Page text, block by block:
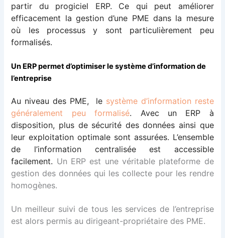
partir du progiciel ERP. Ce qui peut améliorer
efficacement la gestion d’une PME dans la mesure
où les processus y sont particulièrement peu
formalisés.
Un ERP permet d’optimiser le système d’information de
l’entreprise
Au niveau des PME, le système d’information reste
généralement peu formalisé. Avec un ERP à
disposition, plus de sécurité des données ainsi que
leur exploitation optimale sont assurées. L’ensemble
de l’information centralisée est accessible
facilement. Un ERP est une véritable plateforme de
gestion des données qui les collecte pour les rendre
homogènes.
Un meilleur suivi de tous les services de l’entreprise
est alors permis au dirigeant-propriétaire des PME.